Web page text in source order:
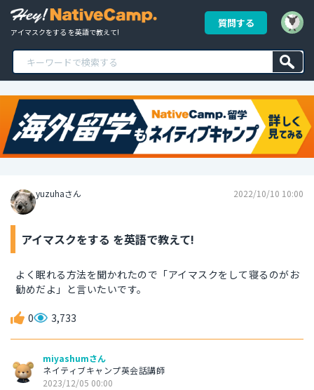
アイマスクをする を英語で教えて!
質問する
yuzuhaさん 2022/10/10 10:00
アイマスクをする を英語で教えて!
よく眠れる方法を聞かれたので「アイマスクをして寝るのがお
勧めだよ」と言いたいです。
0 3,733
miyashumさん
ネイティブキャンプ英会話講師
2023/12/05 00:00